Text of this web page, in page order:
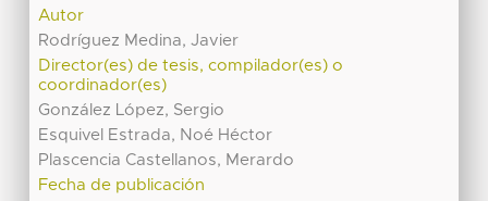
Autor
Rodríguez Medina, Javier
Director(es) de tesis, compilador(es) o
coordinador(es)
González López, Sergio
Esquivel Estrada, Noé Héctor
Plascencia Castellanos, Merardo
Fecha de publicación